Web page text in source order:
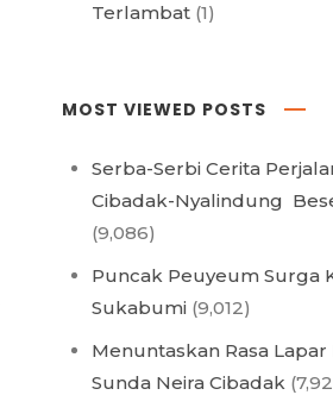
Terlambat (1)
MOST VIEWED POSTS
Serba-Serbi Cerita
Cibadak-Nyalindung
(9,086)
Puncak Peuyeum Surga
Sukabumi (9,012)
Menuntaskan Rasa
Sunda Neira Cibadak